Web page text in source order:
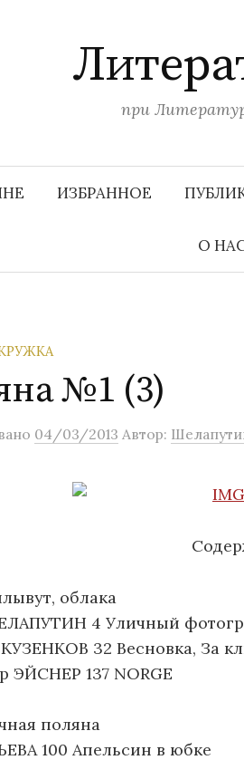
при
ИЗБРАННОЕ
О
№1 (3)
04/03/2013 Автор:
облака
4 Уличный
32 Весновка, За
ЭЙСНЕР 137 NORGE
поляна
100 Апельсин в юбке